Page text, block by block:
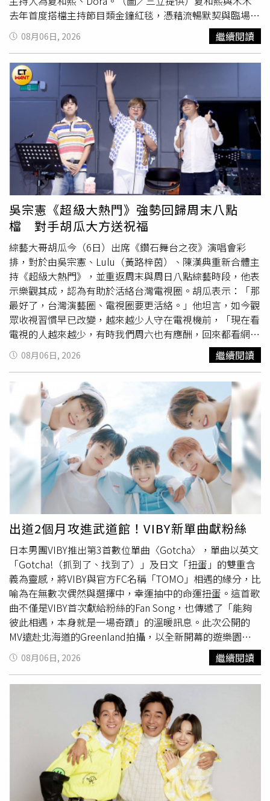
交往，讓她瞬間跌入人生谷底。婚姻失敗並未擊倒
SAKIKO，她選擇重新振作，靠著努力創業闖出一片天，事
業高峰時年營業額一度達5000萬日圓（約新台幣1070萬
元）。然而，命運再次給她考驗，41歲時被診斷罹患肛門管
癌。歷經漫長治療及化療後，她終於在家人的陪伴下戰勝病
魔，也讓她更加珍惜如今與家人相聚的每一天。除了兩位女
性分享人生故事外，本集節目還邀請女星加藤夏希及寫真女
星天木純擔任來賓。天木純公開14歲時的辣妹舊照，與現在
清新形象形成強烈對比，讓主持群直呼幾乎認不出來。天木
純坦言，學生時期個性十分叛逆，不但曾在課堂上干擾老師
上課，還會直接對不喜歡的老師大喊「吵死了」，直到為了
考進姊姊就讀的高中，提高在校成績與評價，才決定告別辣
妹生活，重新調整自己的人生方向。她也分享一段感情創
傷，表示曾遇到一位讓自己認真考慮步入婚姻的男子，沒想
到算命師提醒「這個男人一定有問題」，隔天她當面追問，
對方竟坦承早已結婚，讓她意外成為第三者。雖然她嘴上故
作鎮定回應「我就知道」，最後仍忍不住一邊吃著海鮮、一
邊喝著啤酒痛哭，為這段感情畫下遺憾句點。透過兩位36歲
便升格祖母女性的人生故事，以及天木純分享的青春與感情
經歷，《愛的鬣狗 Season 6》呈現不同女性在人生各個階
段面臨家庭、婚姻、背叛、疾病及感情挫折時的選擇，也讓
觀眾看見，即使遭逢逆境，仍有機會重新站起來，迎向屬於
自己的新人生。《愛的鬣狗 Season 6》聚焦「30多歲當阿
嬤」話題，兩名受訪女性的人生故事掀起討論。（圖／翻攝
自X，@oricon_haishin）
去年首度搭檔主持節目類金鐘紅毯，憑藉流暢默契與臨場反
應獲得網友一致好評。今年兩人雖未再同台，但各自攜手主
持經驗豐富的Dora謝雨芝，以及出道12年、對戲劇圈相當
首度挑戰戲劇類金鐘紅毯主持。她過去兩度主持金鐘紅毯皆
為節目類，今年跨足戲劇類，坦言心情比以往更加緊張。木
木表示，自己平時就是重度追劇觀眾，想到即將見到許多仰
慕已久的演員，既興奮又有壓力，「之前也有訪問過幾位演
員，覺得他們本身氣場都很強、很有魅力，希望自己在服務
大家的時候，可以讓他們放鬆，讓現場氣氛好玩，同時也保
有他們原本的氣場」。一直懷抱演員夢的木木，過去曾參演
戲劇《做工的人》及電影《進行曲》。她也笑說，這次主持
金鐘戲劇類紅毯，可說是距離眾多導演、演員與劇組最近的
一次，「希望這次能讓影視人記住我，如果有機會的話，也
期待未來能有合作機會。」此外，外界也關注本屆金鐘典禮
主持人名單。近日盛傳日前才升格當媽的陳庭妮將擔任戲劇
類頒獎典禮主持人，而今年初與Lulu完成婚禮的陳漢典，則
傳出將主持節目類頒獎典禮。對此，承辦單位三立電視回應
表示：「主持人名單將於正式記者會統一公布，敬請耐心等
候。」
08月06日, 2026 繼續閱讀
吳宗憲《超級大熱門》強勢回歸周末八點
檔 對手胡瓜大方送祝福
綜藝大哥胡瓜今（6日）出席《鑽石舞台之夜》演唱會彩
排，對於由吳宗憲、Lulu（黃路梓茵）、陳漢典重新合體主
持《超級大熱門》，並重返周末與周日八點綜藝時段，他表
示樂觀其成，認為有助於活絡台灣電視圈。胡瓜表示：「那
最好了，台灣演藝圈、電視圈要更活絡。」他坦言，如今觀
眾收視習慣早已改變，越來越少人守在電視機前，「現在看
電視的人越來越少，有時我們周六也有應酬，回來都看網
路，現在不是農業時代，不會守著看電視。」他認為，無論
是誰投入製作綜藝節目，都是對產業的正向刺激，「所以任
何人從事這個工作，電視圈才會活絡」。由吳宗憲、Lulu與
陳漢典組成的綜藝黃金鐵三角主持的《超級大熱門》，今日
首度進棚錄製。三人過去憑藉絕佳默契創下亮眼收視，並多
次獲得金鐘獎肯定，如今在觀眾
下再度合體，不僅象徵
經典組合回歸，也將全面升級打造跨世代的大型週末綜藝節
目。吳宗憲、Lulu與陳漢典組成的綜藝黃金鐵三角主持的
《超級大熱門》，今日首度進棚錄製。（圖／三立提供）首
集節目將以「最強笑星」為主題，集結綜藝笑星、模仿高手
及重量級藝人同台較勁，透過經典遊戲、時事話題與大型歌
舞秀，重現台灣綜藝節目的熱鬧氛圍。節目另一大單元「超
級巨星秀」則將依不同主題打造專屬舞台，邀請跨世代、跨
領域藝人帶來限定演出，從經典金曲、流行舞蹈到懷舊秀場
與最新潮流，力求每集都帶給觀眾耳目一新的娛樂體驗。
08月06日, 2026 繼續閱讀
出道2個月攻進武道館！VIBY新單曲獻粉絲
日本男團VIBY推出第3首數位單曲〈Gotcha〉，單曲以英文
「Gotcha!（抓到了、找到了）」及日文「扭蛋」的雙重含
義為靈感，將VIBY與官方FC名稱「TOMO」相遇的緣分，比
喻為在無數次偶然與選擇中，幸運抽中的命運扭蛋。這首歌
曲不僅是VIBY首次獻給粉絲的Fan Song，也傳遞了「能夠
彼此相遇，本身就是一場奇蹟」的溫暖訊息。此次公開的
MV遠赴北海道的Greenland拍攝，以全新開幕的遊樂園
「VIBY LAND」為故事舞台。VIBY五位成員在開幕活動中接
受尋找「TOMO小狗」的任務，並因此與TOMO展開一段命
運般的相遇。成員們在共同經歷各種挑戰後逐漸建立深厚羈
絆，並以「今後也要一直當朋友」的約定作為結尾，呈現出
一支充滿溫暖氛圍的Music Video。隊長IO提到：
「〈Gotcha〉是VIBY送給所有TOMO的歌曲，除了表達對
粉絲一路支持的感謝外，也記錄了五位成員彼此相遇、成為
夥伴的珍貴緣分。他表示，歌詞中「在茫茫人海中，終於找
到你。」所代表的是希望未來也能持續與TOMO攜手前進的
心意。此外，〈Gotcha〉也是串聯即將於日本武道館舉辦
的出道SHOWCASE 《VIBY LAND》故事的起點，希望大家
08月06日, 2026 繼續閱讀